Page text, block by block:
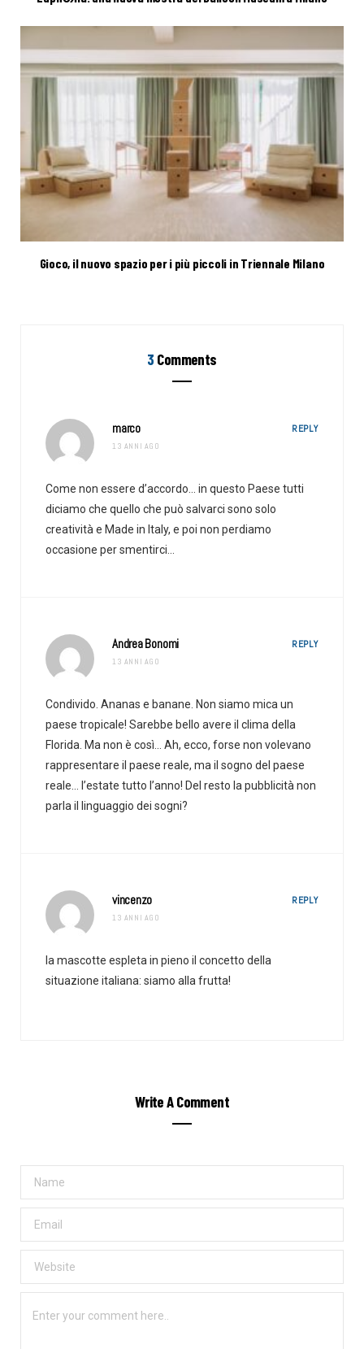
Gioco, il nuovo spazio per i più piccoli in Triennale Milano
3 Comments
marco
13 ANNI AGO
REPLY
Come non essere d’accordo… in questo Paese tutti
diciamo che quello che può salvarci sono solo
creatività e Made in Italy, e poi non perdiamo
occasione per smentirci…
Andrea Bonomi
13 ANNI AGO
REPLY
Condivido. Ananas e banane. Non siamo mica un
paese tropicale! Sarebbe bello avere il clima della
Florida. Ma non è così… Ah, ecco, forse non volevano
rappresentare il paese reale, ma il sogno del paese
reale… l’estate tutto l’anno! Del resto la pubblicità non
parla il linguaggio dei sogni?
vincenzo
13 ANNI AGO
REPLY
la mascotte espleta in pieno il concetto della
situazione italiana: siamo alla frutta!
Write A Comment